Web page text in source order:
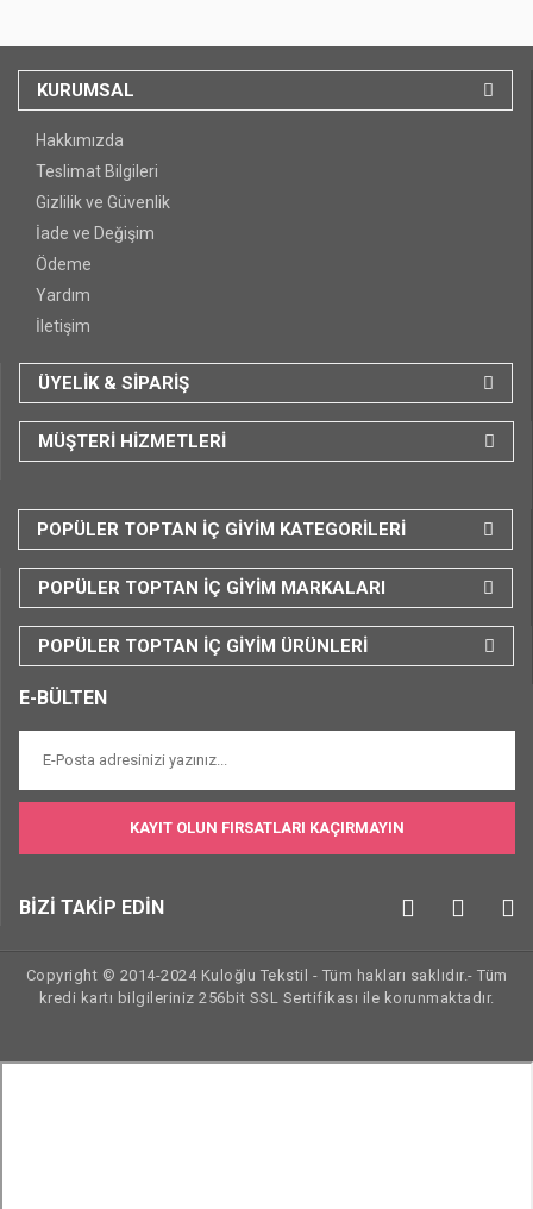
KURUMSAL
Hakkımızda
Teslimat Bilgileri
Gizlilik ve Güvenlik
İade ve Değişim
Ödeme
Yardım
İletişim
ÜYELİK & SİPARİŞ
MÜŞTERİ HİZMETLERİ
POPÜLER TOPTAN İÇ GİYİM KATEGORİLERİ
POPÜLER TOPTAN İÇ GİYİM MARKALARI
POPÜLER TOPTAN İÇ GİYİM ÜRÜNLERİ
E-BÜLTEN
KAYIT OLUN FIRSATLARI KAÇIRMAYIN
BİZİ TAKİP EDİN
Copyright © 2014-2024 Kuloğlu Tekstil - Tüm hakları saklıdır.- Tüm
kredi kartı bilgileriniz 256bit SSL Sertifikası ile korunmaktadır.